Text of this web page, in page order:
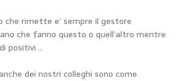
che rimette e’ sempre il gestore
che fanno questo o quell’altro mentre
positivi ..
dei nostri colleghi sono come